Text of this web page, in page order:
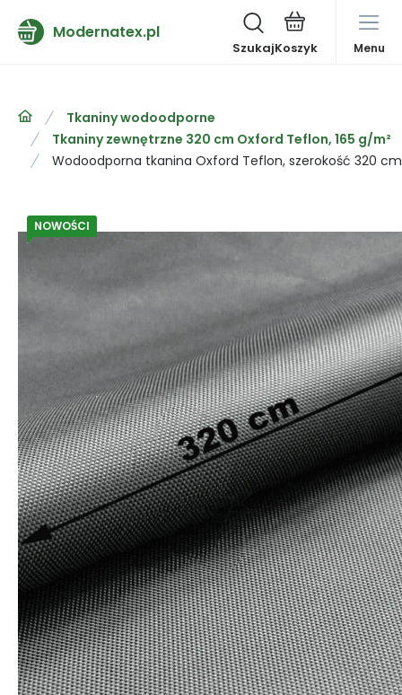
Modernatex.pl
Szukaj Menu
Tkaniny wodoodporne
Tkaniny zewnętrzne 320 cm Oxford Teflon, 165 g/m²
Wodoodporna tkanina Oxford Teflon, szerokość 320
NOWOŚCI